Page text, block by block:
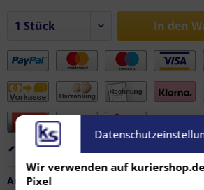
In den
Merken
Artikel-Nr.:
Wir verwenden auf
Pixel